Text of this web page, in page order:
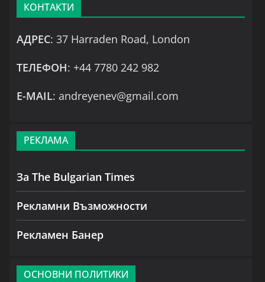
КОНТАКТИ
АДРЕС: 37 Harraden Road, London
ТЕЛЕФОН: +44 7780 242 982
Е-MAIL: andreyenev@gmail.com
РЕКЛАМА
За The Bulgarian Times
Рекламни Възможности
Рекламен Банер
ОСНОВНИ ПОЛИТИКИ